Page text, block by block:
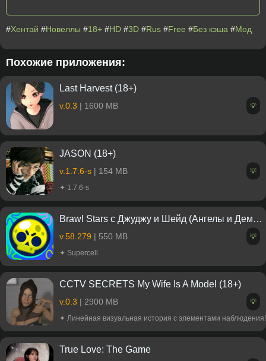
#Хентай #Новеллы #18+ #HD #3D #Rus #Free #Без кэша #Мод
Похожие приложения:
Last Harvest (18+)
v.0.3 | 1600 MB 💡
JASON (18+)
v.1.7.6-s | 154 MB
✦ 1.7.6-s
💡
Brawl Stars с Джуджу и Шейд (Ангелы и Демоны)
v.58.279 | 550 MB
✦ Supercell
💡
CCTV SECRETS My Wife Is A Model (18+)
v.0.3 | 2900 MB
✦ Линейная визуальная история с элементами наблюдения!
💡
True Love: The Game